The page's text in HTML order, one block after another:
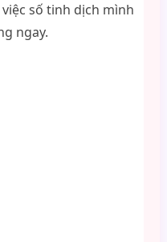
số tinh dịch mình
ngay.